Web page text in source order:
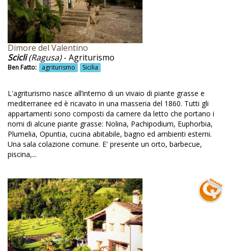
Orto biologico
Orto e frutteto
Orto sinergico
Osimo
Paesaggi
Palermo
Palestra
Panificazione
Pannelli soalri
Pannelli solari
Panorama
Parapendio
Dimore del Valentino
Scicli(Ragusa)- Agriturismo
Ben Fatto: agriturismo Sicilia
L'agriturismo nasce all’interno di un vivaio di piante grasse e
mediterranee ed è ricavato in una masseria del 1860. Tutti gli
appartamenti sono composti da camere da letto che portano i
nomi di alcune piante grasse: Nolina, Pachipodium, Euphorbia,
Plumelia, Opuntia, cucina abitabile, bagno ed ambienti esterni.
Una sala colazione comune. E' presente un orto, barbecue,
piscina,...